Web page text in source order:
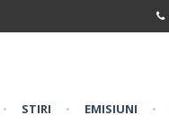
• STIRI • EMISIUNI •